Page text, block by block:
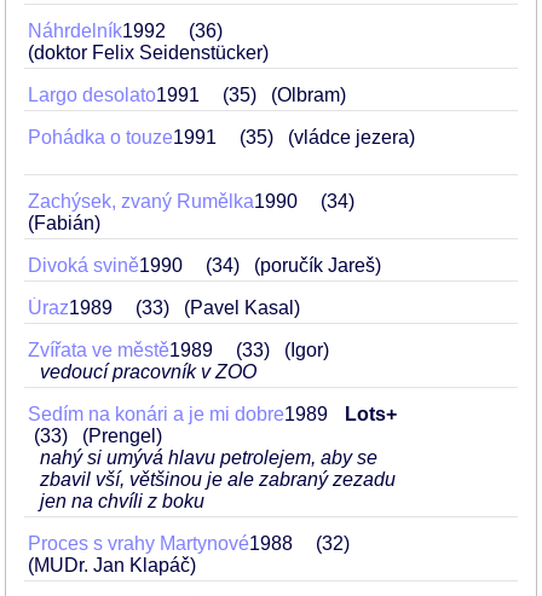
Náhrdelník1992
36
(doktor Felix Seidenstücker)
Largo desolato1991 35 (Olbram)
Pohádka o touze1991 35 (vládce jezera)
Zachýsek, zvaný Rumělka1990
34
(Fabián)
Divoká svině1990 34 (poručík Jareš)
Úraz1989 33 (Pavel Kasal)
Zvířata ve městě1989 33
(Igor)
vedoucí pracovník v ZOO
Sedím na konári a je mi dobre1989
Lots+
33
(Prengel)
nahý si umývá hlavu petrolejem, aby se
zbavil vší, většinou je ale zabraný zezadu
jen na chvíli z boku
Proces s vrahy Martynové1988
32
(MUDr. Jan Klapáč)